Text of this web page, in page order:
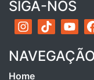
SIGA-NOS
NAVEGAÇÃO
Home